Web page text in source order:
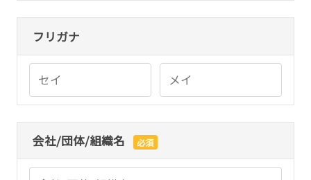
フリガナ
会社/団体/組織名 必須